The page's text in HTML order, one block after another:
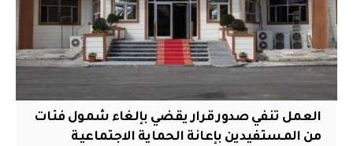
العمل تنفي صدور قرار يقضي بإلغاء شمول فئات
من المستفيدين بإعانة الحماية الاجتماعية